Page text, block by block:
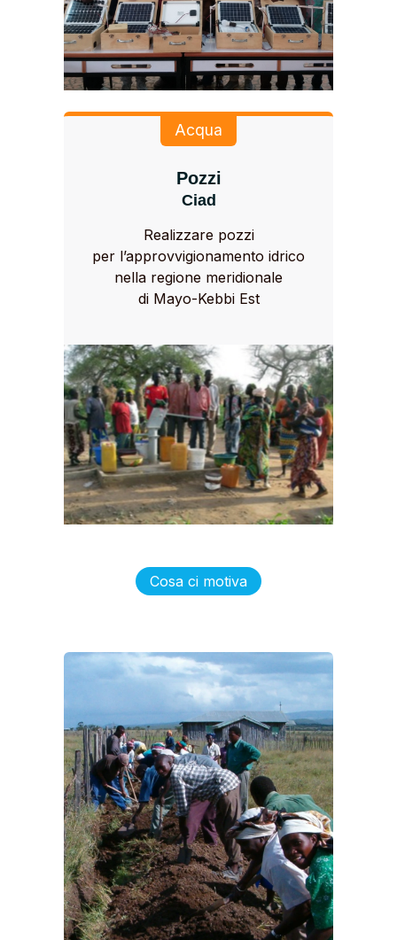
Acqua
Pozzi
Ciad
Realizzare pozzi
per l’approvvigionamento idrico
nella regione meridionale
di Mayo-Kebbi Est
Cosa ci motiva